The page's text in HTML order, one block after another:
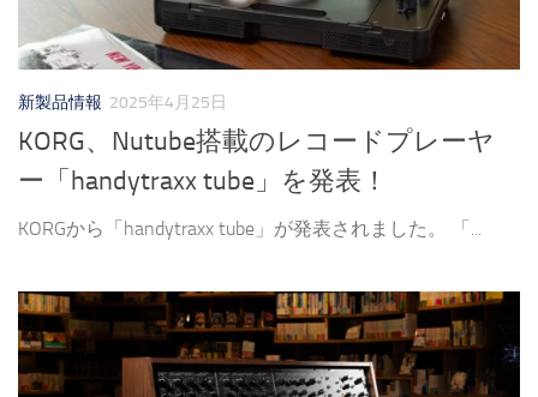
新製品情報 2025年4月25日
KORG、Nutube搭載のレコードプレーヤ
ー「handytraxx tube」を発表！
KORGから「handytraxx tube」が発表されました。 「...